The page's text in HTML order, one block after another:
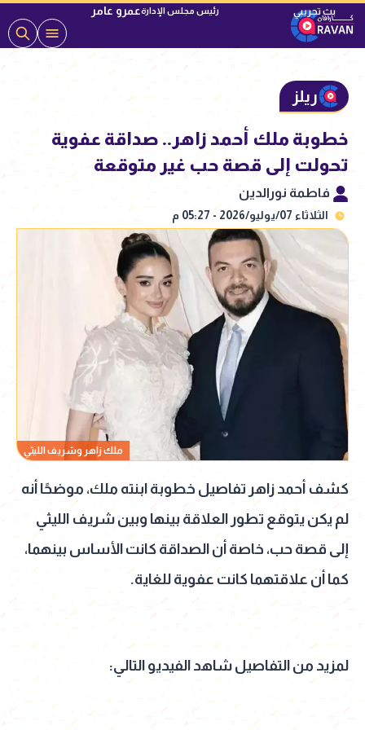
رئيس مجلس الإدارةعمرو عامر
ريلز
خطوبة ملك أحمد زاهر.. صداقة عفوية
تحولت إلى قصة حب غير متوقعة
فاطمة نورالدين
الثلاثاء 07/يوليو/2026 - 05:27 م
ملك زاهر وشريف الليثي
كشف أحمد زاهر تفاصيل خطوبة ابنته ملك، موضحًا أنه
لم يكن يتوقع تطور العلاقة بينها وبين شريف الليثي
إلى قصة حب، خاصة أن الصداقة كانت الأساس بينهما،
كما أن علاقتهما كانت عفوية للغاية.
لمزيد من التفاصيل شاهد الفيديو التالي: